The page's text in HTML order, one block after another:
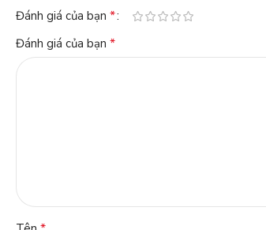
Đánh giá của bạn *
Đánh giá của bạn *